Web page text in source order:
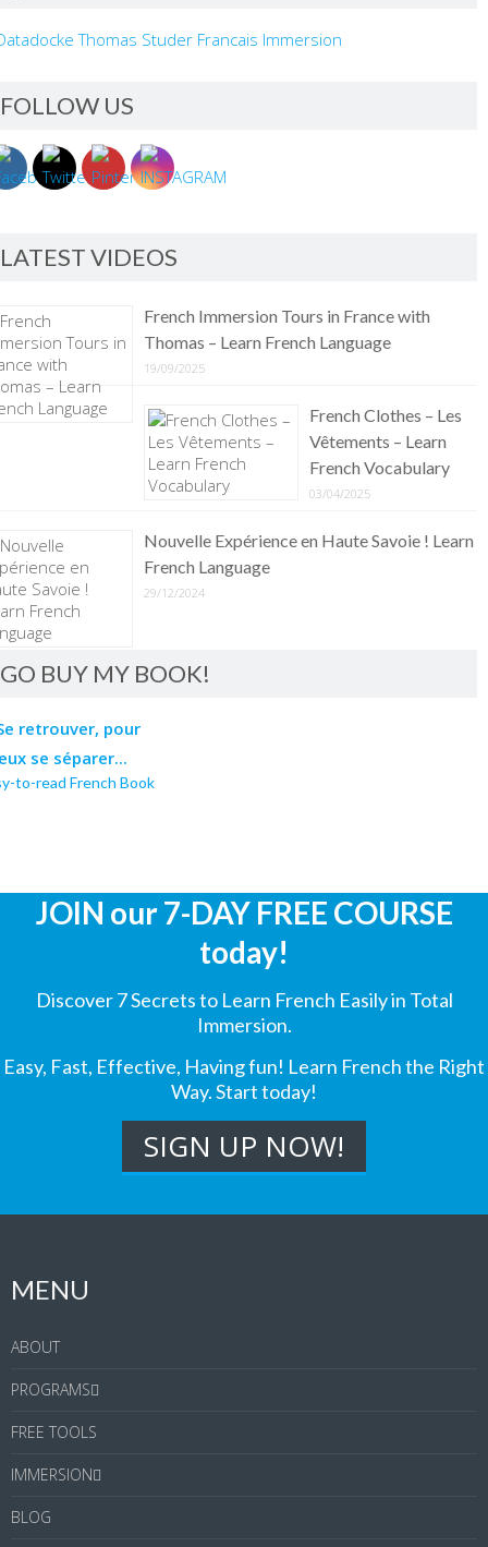
FOLLOW US
LATEST VIDEOS
French Immersion Tours in France with
Thomas – Learn French Language
19/09/2025
French Clothes – Les
Vêtements – Learn
French Vocabulary
03/04/2025
Nouvelle Expérience en Haute Savoie ! Learn
French Language
29/12/2024
GO BUY MY BOOK!
to-read French Book
JOIN our 7-DAY FREE COURSE
today!
Discover 7 Secrets to Learn French Easily in Total
Immersion.
Easy, Fast, Effective, Having fun! Learn French the Right
Way. Start today!
MENU
ABOUT
PROGRAMS
FREE TOOLS
IMMERSION
BLOG